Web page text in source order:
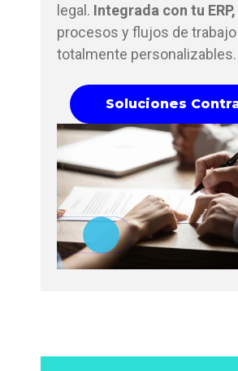
legal. Integrada con tu ERP,
procesos y flujos de trabajo
totalmente personalizables.
Soluciones